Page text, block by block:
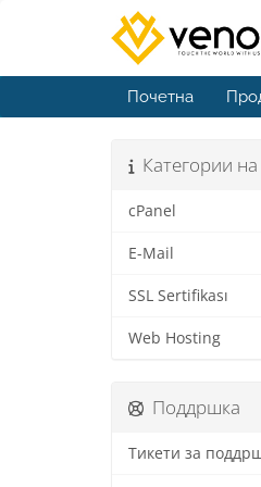
Почетна
Категории
cPanel
E-Mail
SSL Sertifikası
Web Hosting
Поддршка
Тикети за